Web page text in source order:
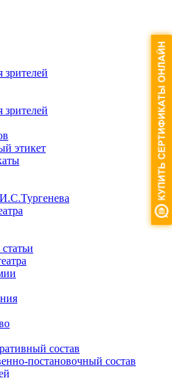
этикет
состав
постановочный состав